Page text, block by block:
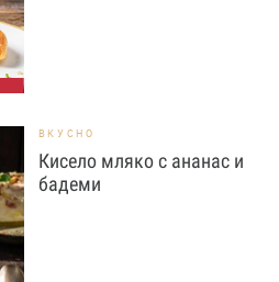
ВКУСНО
Кисело мляко с ананас и
бадеми